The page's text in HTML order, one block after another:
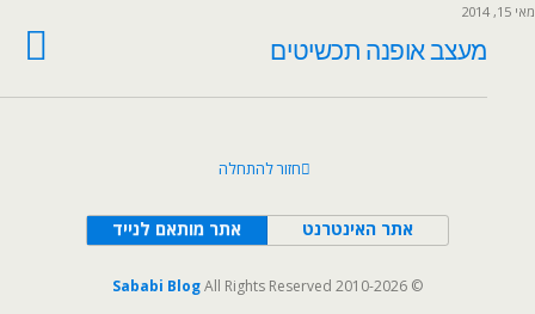
מאי 15, 2014
מעצב אופנה תכשיטים
חזור להתחלה
אתר מותאם לנייד אתר האינטרנט
© 2010-2026
Sababi BlogAll Rights Reserved